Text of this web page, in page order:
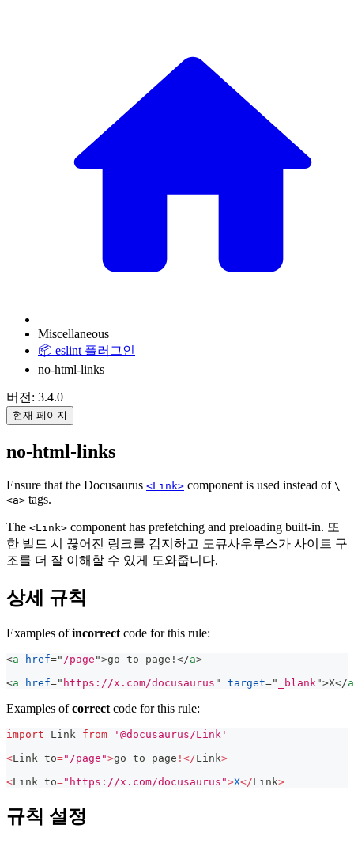
Miscellaneous
📦 eslint 플러그인
no-html-links
버전: 3.4.0
현재 페이지
no-html-links
Ensure that the Docusaurus <Link> component is used instead of \
<a> tags.
The <Link> component has prefetching and preloading built-in. 또
한 빌드 시 끊어진 링크를 감지하고 도큐사우루스가 사이트 구
조를 더 잘 이해할 수 있게 도와줍니다.
상세 규칙
Examples ofincorrect code for this rule:
<a href=" /page ">go to page! </a>
<a href=" https://x.com/docusaurus " target=" _blank ">X</a
Examples ofcorrect code for this rule:
import Link from
'@docusaurus/Link'
<Link to="/page">go to page ! </Link>
<Link to="https://x.com/docusaurus">X</Link>
규칙 설정